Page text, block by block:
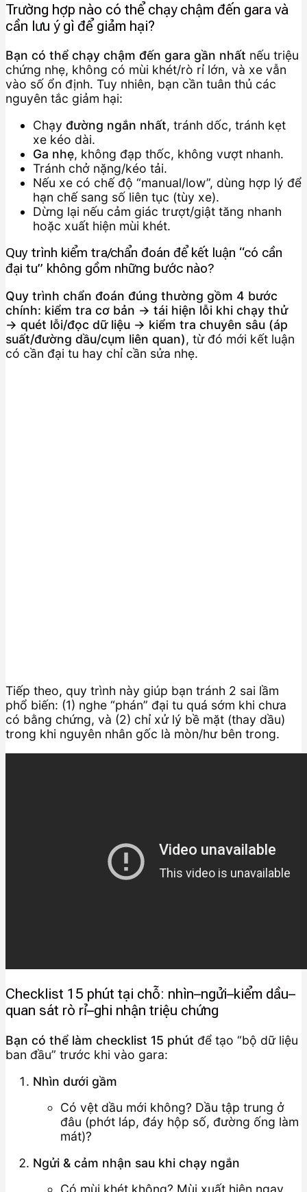
Trường hợp nào có thể chạy chậm đến gara và
cần lưu ý gì để giảm hại?
Bạn có thể chạy chậm đến gara gần nhất nếu triệu
chứng nhẹ, không có mùi khét/rò rỉ lớn, và xe vẫn
vào số ổn định. Tuy nhiên, bạn cần tuân thủ các
nguyên tắc giảm hại:
Chạy đường ngắn nhất, tránh dốc, tránh kẹt
xe kéo dài.
Ga nhẹ, không đạp thốc, không vượt nhanh.
Tránh chở nặng/kéo tải.
Nếu xe có chế độ “manual/low”, dùng hợp lý để
hạn chế sang số liên tục (tùy xe).
Dừng lại nếu cảm giác trượt/giật tăng nhanh
hoặc xuất hiện mùi khét.
Quy trình kiểm tra/chẩn đoán để kết luận “có cần
đại tu” không gồm những bước nào?
Quy trình chẩn đoán đúng thường gồm 4 bước
chính: kiểm tra cơ bản → tái hiện lỗi khi chạy thử
→ quét lỗi/đọc dữ liệu → kiểm tra chuyên sâu (áp
suất/đường dầu/cụm liên quan), từ đó mới kết luận
có cần đại tu hay chỉ cần sửa nhẹ.
Tiếp theo, quy trình này giúp bạn tránh 2 sai lầm
phổ biến: (1) nghe “phán” đại tu quá sớm khi chưa
có bằng chứng, và (2) chỉ xử lý bề mặt (thay dầu)
trong khi nguyên nhân gốc là mòn/hư bên trong.
Checklist 15 phút tại chỗ: nhìn–ngửi–kiểm dầu–
quan sát rò rỉ–ghi nhận triệu chứng
Bạn có thể làm checklist 15 phút để tạo “bộ dữ liệu
ban đầu” trước khi vào gara:
Nhìn dưới gầm
Có vệt dầu mới không? Dầu tập trung ở
đâu (phớt láp, đáy hộp số, đường ống làm
mát)?
Ngửi & cảm nhận sau khi chạy ngắn